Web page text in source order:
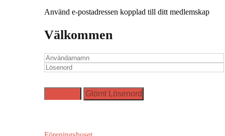
Använd e-postadressen kopplad till ditt medlemskap
Välkommen